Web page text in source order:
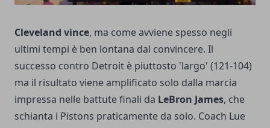
Cleveland vince, ma come avviene spesso negli
ultimi tempi è ben lontana dal convincere. Il
successo contro Detroit è piuttosto 'largo' (121-104)
ma il risultato viene amplificato solo dalla marcia
impressa nelle battute finali da LeBron James, che
schianta i Pistons praticamente da solo. Coach Lue